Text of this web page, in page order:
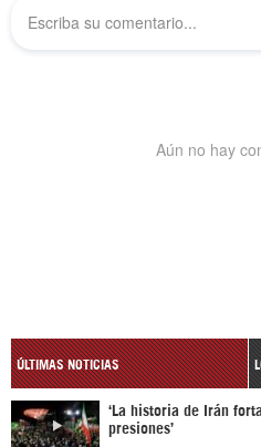
ÚLTIMAS NOTICIAS
‘La historia de Irán
presiones’